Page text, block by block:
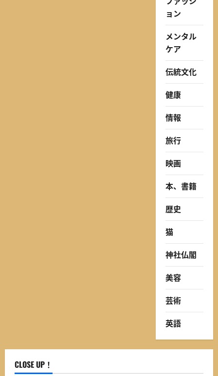
ョン
メンタル
ケア
伝統文化
健康
情報
旅行
映画
本、書籍
歴史
猫
神社仏閣
美容
芸術
英語
CLOSE UP！